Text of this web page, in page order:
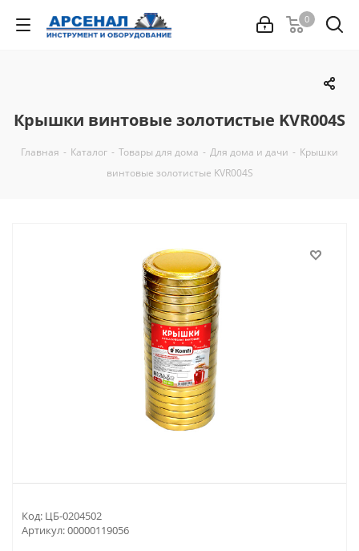
0
Крышки винтовые золотистые KVR004S
Главная - Каталог - Товары для дома - Для дома и дачи - Крышки
винтовые золотистые KVR004S
Код: ЦБ-0204502
Артикул:00000119056